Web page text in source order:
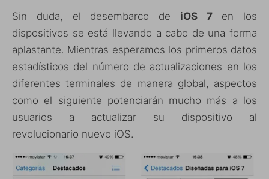
Sin duda, el desembarco de iOS 7en los
dispositivos se está llevando a cabo de una forma
aplastante. Mientras esperamos los primeros datos
estadísticos del número de actualizaciones en los
diferentes terminales de manera global, aspectos
como el siguiente potenciarán mucho más a los
usuarios a actualizar su dispositivo al
revolucionario nuevo iOS.